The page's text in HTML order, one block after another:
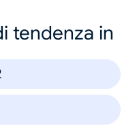
tendenza in